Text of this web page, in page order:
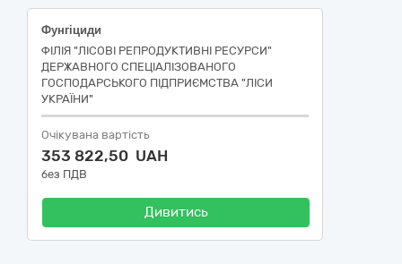
Фунгіциди
ФІЛІЯ "ЛІСОВІ РЕПРОДУКТИВНІ РЕСУРСИ"
ДЕРЖАВНОГО СПЕЦІАЛІЗОВАНОГО
ГОСПОДАРСЬКОГО ПІДПРИЄМСТВА "ЛІСИ
УКРАЇНИ"
Очікувана вартість
353 822,50 UAH
без ПДВ
Дивитись